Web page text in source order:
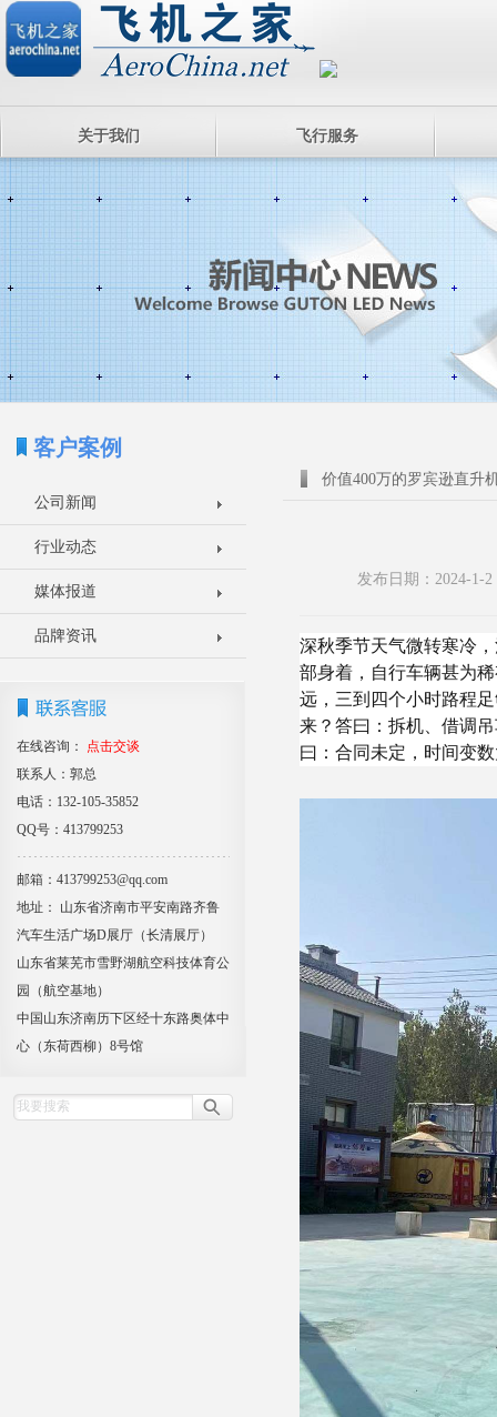
关于我们 飞行服务
客户案例
公司新闻
行业动态
媒体报道
品牌资讯
在线咨询：
点击交谈
联系人：郭总
电话：132-105-35852
QQ号：413799253
邮箱：413799253@qq.com
地址： 山东省济南市平安南路齐鲁
汽车生活广场D展厅（长清展厅）
山东省莱芜市雪野湖航空科技体育公
园（航空基地）
中国山东济南历下区经十东路奥体中
心（东荷西柳）8号馆
价值400万的罗宾逊直升
发布日期：2024-1-
深秋季节天气微转寒冷
部身着，自行车辆甚为
远，三到四个小时路程
来？答曰：拆机、借调
曰：合同未定，时间变